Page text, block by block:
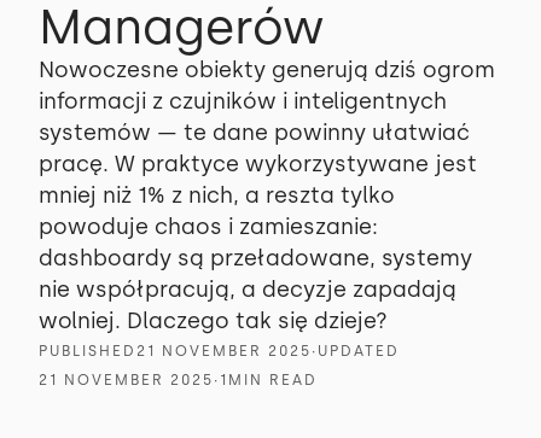
Managerów
Nowoczesne obiekty generują dziś ogrom
informacji z czujników i inteligentnych
systemów — te dane powinny ułatwiać
pracę. W praktyce wykorzystywane jest
mniej niż 1% z nich, a reszta tylko
powoduje chaos i zamieszanie:
dashboardy są przeładowane, systemy
nie współpracują, a decyzje zapadają
wolniej. Dlaczego tak się dzieje?
PUBLISHED 21 NOVEMBER 2025 ∙ UPDATED
21 NOVEMBER 2025 ∙ 1 MIN READ